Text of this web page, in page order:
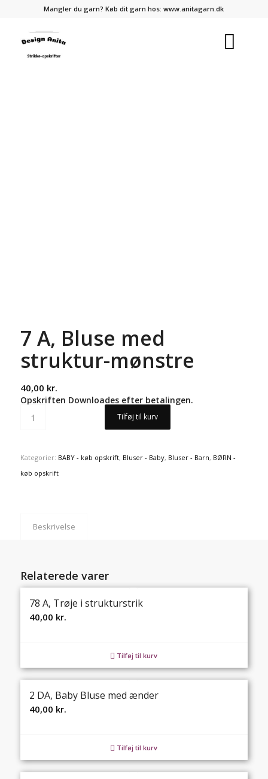
Mangler du garn? Køb dit garn hos:www.anitagarn.dk
7 A, Bluse med
struktur-mønstre
40,00 kr.
Opskriften Downloades efter betalingen.
Tilføj til kurv
Kategorier: BABY - køb opskrift, Bluser - Baby, Bluser - Barn, BØRN -
køb opskrift
Beskrivelse
Relaterede varer
78 A, Trøje i strukturstrik
40,00 kr.
Tilføj til kurv
2 DA, Baby Bluse med ænder
40,00 kr.
Tilføj til kurv